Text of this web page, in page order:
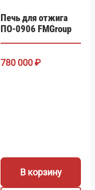
Печь для отжига
ПО-0906 FMGroup
780 000₽
В корзину